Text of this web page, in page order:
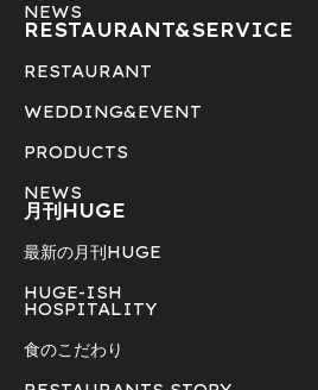
NEWS
RESTAURANT&SERVICE
RESTAURANT
WEDDING&EVENT
PRODUCTS
NEWS
月刊HUGE
最新の月刊HUGE
HUGE-ISH
HOSPITALITY
食のこだわり